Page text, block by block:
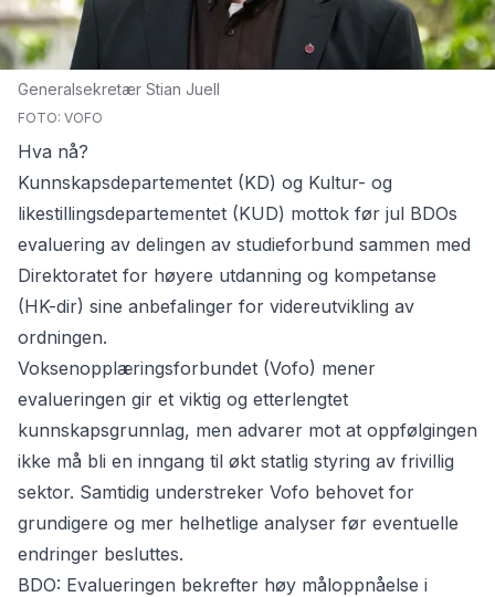
Generalsekretær Stian Juell
FOTO: VOFO
Hva nå?
Kunnskapsdepartementet (KD) og Kultur- og
likestillingsdepartementet (KUD) mottok før jul BDOs
evaluering av delingen av studieforbund sammen med
Direktoratet for høyere utdanning og kompetanse
(HK-dir) sine anbefalinger for videreutvikling av
ordningen.
Voksenopplæringsforbundet (Vofo) mener
evalueringen gir et viktig og etterlengtet
kunnskapsgrunnlag, men advarer mot at oppfølgingen
ikke må bli en inngang til økt statlig styring av frivillig
sektor. Samtidig understreker Vofo behovet for
grundigere og mer helhetlige analyser før eventuelle
endringer besluttes.
BDO: Evalueringen bekrefter høy måloppnåelse i